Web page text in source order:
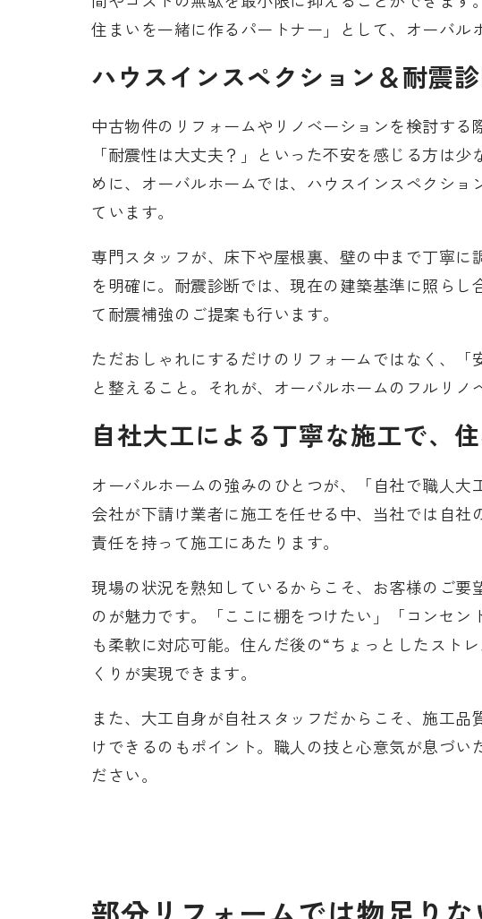
住まいを一緒に作るパートナー」として、オーバル
ハウスインスペクション＆耐震
中古物件のリフォームやリノベーションを検討する
「耐震性は大丈夫？」といった不安を感じる方は
めに、オーバルホームでは、ハウスインスペクシ
ています。
専門スタッフが、床下や屋根裏、壁の中まで丁寧
を明確に。耐震診断では、現在の建築基準に照ら
て耐震補強のご提案も行います。
ただおしゃれにするだけのリフォームではなく、「
と整えること。それが、オーバルホームのフルリノ
自社大工による丁寧な施工で、
オーバルホームの強みのひとつが、「自社で職人
会社が下請け業者に施工を任せる中、当社では自
責任を持って施工にあたります。
現場の状況を熟知しているからこそ、お客様のご要
のが魅力です。「ここに棚をつけたい」「コンセ
も柔軟に対応可能。住んだ後の“ちょっとしたスト
くりが実現できます。
また、大工自身が自社スタッフだからこそ、施工
けできるのもポイント。職人の技と心意気が息づい
ださい。